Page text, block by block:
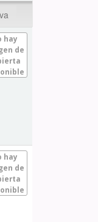
hay
de
hay
de